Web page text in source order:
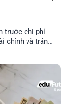
trước chi phí
chính và tránh